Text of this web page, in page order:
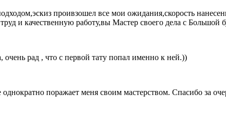
проивзошел все мои ожидания,скорость
и качественную работу,вы Мастер своего дела с Большой
очень рад , что с первой тату попал именно к ней.))
поражает меня своим мастерством. Спасибо за